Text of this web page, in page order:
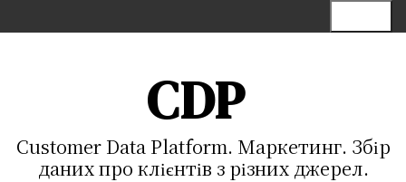
k
CDP
Customer Data Platform. Маркетинг. Збір
даних про клієнтів з різних джерел.